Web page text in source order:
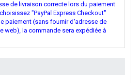
de livraison correcte lors du paiement
"PayPal Express Checkout"
paiement (sans fournir d'adresse de
web), la commande sera expédiée à